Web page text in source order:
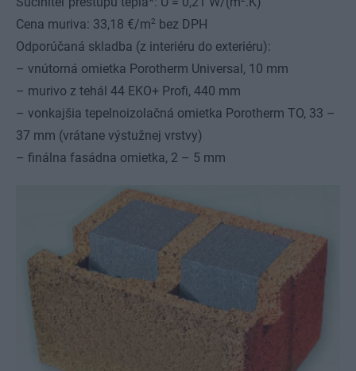
Cena muriva: 33,18 €/m2 bez DPH
Odporúčaná skladba (z interiéru do exteriéru):
– vnútorná omietka Porotherm Universal, 10 mm
– murivo z tehál 44 EKO+ Profi, 440 mm
– vonkajšia tepelnoizolačná omietka Porotherm TO, 33 –
37 mm (vrátane výstužnej vrstvy)
– finálna fasádna omietka, 2 – 5 mm